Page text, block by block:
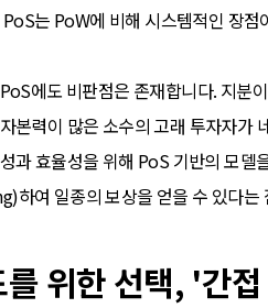
는 PoW에 비해 시스템적인 장
에도 비판점은 존재합니다. 지분
본력이 많은 소수의 고래 투자자가
과 효율성을 위해 PoS 기반의 모델
하여 일종의 보상을 얻을 수 있다는
를 위한 선택, '간